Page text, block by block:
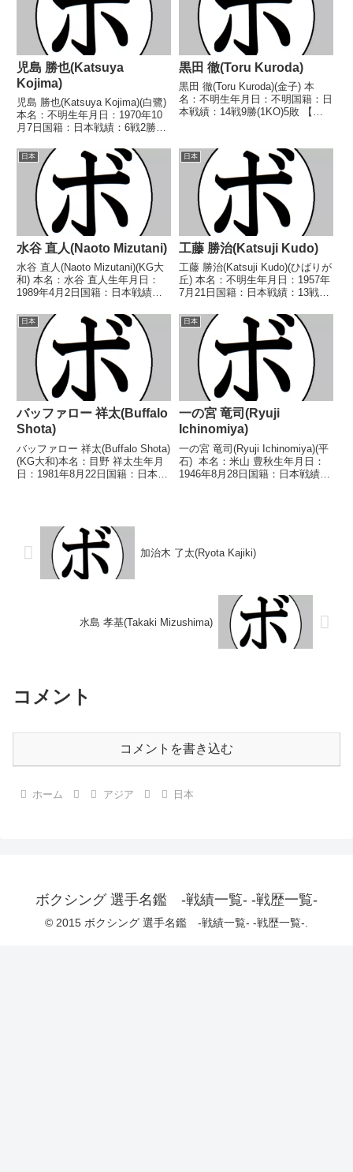
児島 勝也(Katsuya
Kojima)
児島 勝也(Katsuya Kojima)(白鷺)
本名：不明生年月日：1970年10
月7日国籍：日本戦績：6戦2勝4
1991/04/16 ○4R判定 (採点不
明) 中田 隆克(アポ
ロ)1991/06/03 ●3...
黒田 徹(Toru Kuroda)
黒田 徹(Toru Kuroda)(金子) 本
名：不明生年月日：不明国籍：日
本戦績：14戦9勝(1KO)5敗 【獲
明) 長岡 輝夫(国際)■1973東日本
新人王スーパーライ...
日本
水谷 直人(Naoto Mizutani)
水谷 直人(Naoto Mizutani)(KG大
和) 本名：水谷 直人生年月日：
1989年4月2日国籍：日本戦績：
イトル】2015年度C級トーナメン
トバンタム級優勝 【戦歴】
2015/03/15 ○...
日本
工藤 勝治(Katsuji Kudo)
工藤 勝治(Katsuji Kudo)(ひばりが
丘) 本名：不明生年月日：1957年
7月21日国籍：日本戦績：13戦5
なし 【戦歴】■1976年度東日本
フェザー級新人王予選
1976/07/05 ○4R...
日本
バッファロー 祥太(Buffalo
Shota)
バッファロー 祥太(Buffalo Shota)
(KG大和)本名：目野 祥太生年月
日：1981年8月22日国籍：日本戦
38、39-38...
日本
一の宮 竜司(Ryuji
Ichinomiya)
一の宮 竜司(Ryuji Ichinomiya)(平
石) 本名：米山 豊秋生年月日：
1946年8月28日国籍：日本戦績：
加治木 了太(Ryota Kajiki)
水島 孝基(Takaki Mizushima)
コメント
コメントを書き込む
ホーム アジア 日本
ボクシング 選手名鑑 -戦績一覧- -戦歴一覧-
© 2015 ボクシング 選手名鑑 -戦績一覧- -戦歴一覧-.